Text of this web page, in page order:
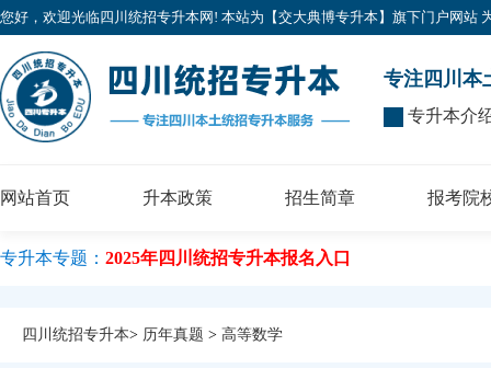
您好，欢迎光临四川统招专升本网! 本站为【交大典博专升本】旗下门户网站
专注四川本
专升本介
网站首页 升本政策 招生简章 报考院
专升本专题： 2025年四川统招专升本报名入口
四川统招专升本> 历年真题 > 高等数学